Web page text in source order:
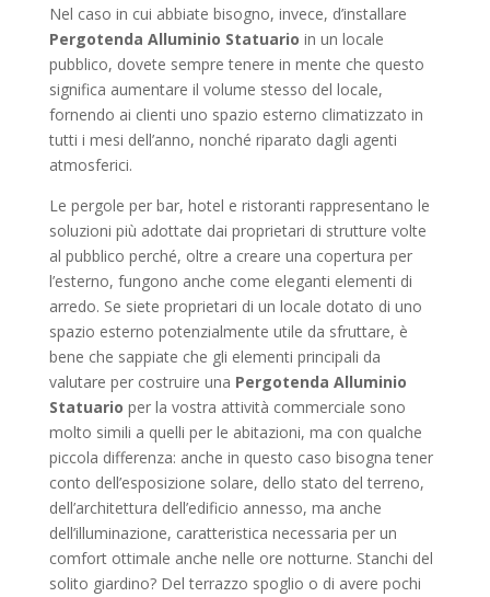
Nel caso in cui abbiate bisogno, invece, d’installare
Pergotenda Alluminio Statuario in un locale
pubblico, dovete sempre tenere in mente che questo
significa aumentare il volume stesso del locale,
fornendo ai clienti uno spazio esterno climatizzato in
tutti i mesi dell’anno, nonché riparato dagli agenti
atmosferici.
Le pergole per bar, hotel e ristoranti rappresentano le
soluzioni più adottate dai proprietari di strutture volte
al pubblico perché, oltre a creare una copertura per
l’esterno, fungono anche come eleganti elementi di
arredo. Se siete proprietari di un locale dotato di uno
spazio esterno potenzialmente utile da sfruttare, è
bene che sappiate che gli elementi principali da
valutare per costruire una Pergotenda Alluminio
Statuario per la vostra attività commerciale sono
molto simili a quelli per le abitazioni, ma con qualche
piccola differenza: anche in questo caso bisogna tener
conto dell’esposizione solare, dello stato del terreno,
dell’architettura dell’edificio annesso, ma anche
dell’illuminazione, caratteristica necessaria per un
comfort ottimale anche nelle ore notturne. Stanchi del
solito giardino? Del terrazzo spoglio o di avere pochi